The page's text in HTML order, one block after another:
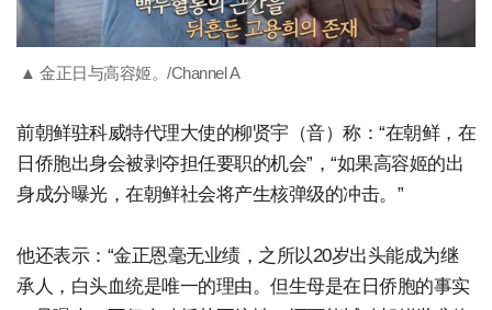
▲ 金正日与高容姬。/Channel A
前朝鲜驻科威特代理大使的柳贤宇（音）称：“在朝鲜，在
日侨胞出身会被剥夺担任要职的机会”，“如果高容姬的出
身成分曝光，在朝鲜社会将产生核弹级的冲击。”
他还表示：“金正恩毫无业绩，之所以20岁出头能成为继
承人，白头血统是唯一的理由。但生母是在日侨胞的事实